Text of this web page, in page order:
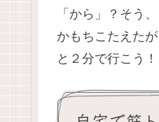
「から」？ そう
かもちこたえた
と２分で行こう